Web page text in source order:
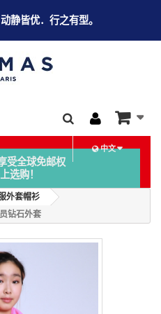
皆优．行之有型。
中文
受全球免邮权
选购！
外套帽衫
钻石外套